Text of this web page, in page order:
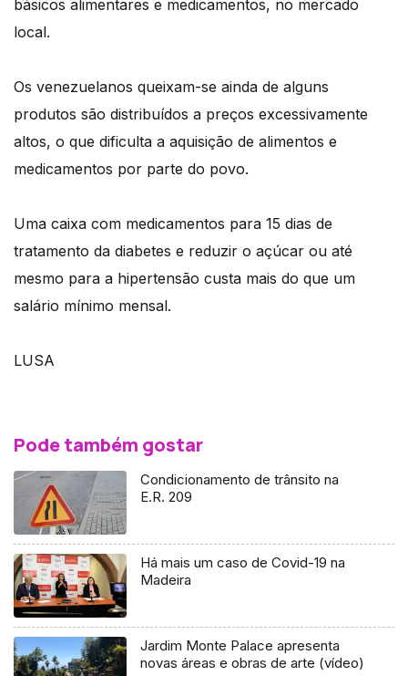
básicos alimentares e medicamentos, no mercado
local.
Os venezuelanos queixam-se ainda de alguns
produtos são distribuídos a preços excessivamente
altos, o que dificulta a aquisição de alimentos e
medicamentos por parte do povo.
Uma caixa com medicamentos para 15 dias de
tratamento da diabetes e reduzir o açúcar ou até
mesmo para a hipertensão custa mais do que um
salário mínimo mensal.
LUSA
Pode também gostar
Condicionamento de trânsito na
E.R. 209
Há mais um caso de Covid-19 na
Madeira
Jardim Monte Palace apresenta
novas áreas e obras de arte (vídeo)